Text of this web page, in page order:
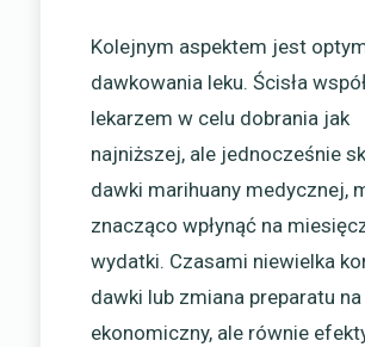
Kolejnym aspektem jest
dawkowania leku. Ścisła
lekarzem w celu dobrania jak
najniższej, ale jednocześnie
dawki marihuany medycznej,
znacząco wpłynąć na
wydatki. Czasami niewielka
dawki lub zmiana preparatu
ekonomiczny, ale równie